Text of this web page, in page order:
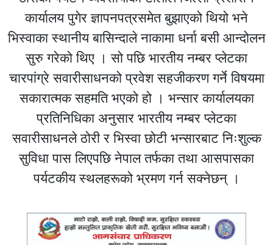
कार्यालय पुगेर ज्ञापनपत्रसमेत बुझाएको थियो भने
भिस्वाका स्थानीय बासिन्दाले नाकामा धर्ना बसी आन्दोलन
सुरु गरेको थिए । सो पछि भारतीय नम्बर प्लेटका
चारपांग्रे सवारीसाधनको प्रवेश सहजीकरण गर्ने विषयमा
सकारात्मक सहमति भएको हो । भन्सार कार्यालयका
प्रतिनिधिका अनुसार भारतीय नम्बर प्लेटका
सवारीसाधनले ठोरी र भिस्वा छोटी भन्सारबाट निःशुल्क
सुविधा पास लिएपछि नेपाल तर्फका तथा आसपासका
पर्यटकीय स्थलहरूको भ्रमण गर्न सक्नेछन् ।